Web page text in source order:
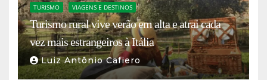
TURISMO VIAGENS E DESTINOS
Turismo rural vive verão em alta e atrai cada
vez mais estrangeiros à Itália
Luiz Antônio Cafiero